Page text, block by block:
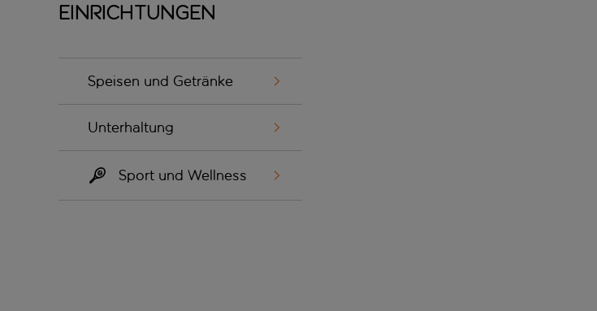
Einrichtungen
Speisen und Getränke
Unterhaltung
Sport und Wellness